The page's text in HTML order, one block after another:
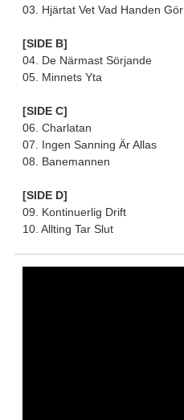
03. Hjärtat Vet Vad Handen Gör
[SIDE B]
04. De Närmast Sörjande
05. Minnets Yta
[SIDE C]
06. Charlatan
07. Ingen Sanning Är Allas
08. Banemannen
[SIDE D]
09. Kontinuerlig Drift
10. Allting Tar Slut